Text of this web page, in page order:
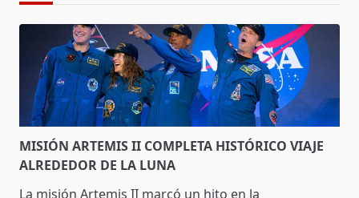
MISIÓN ARTEMIS II COMPLETA HISTÓRICO VIAJE
ALREDEDOR DE LA LUNA
La misión Artemis II marcó un hito en la